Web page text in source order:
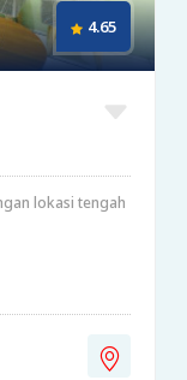
4.65
lokasi tengah